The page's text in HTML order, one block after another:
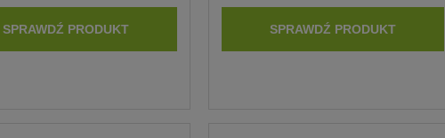
SPRAWDŹ PRODUKT SPRAWDŹ PRODUKT